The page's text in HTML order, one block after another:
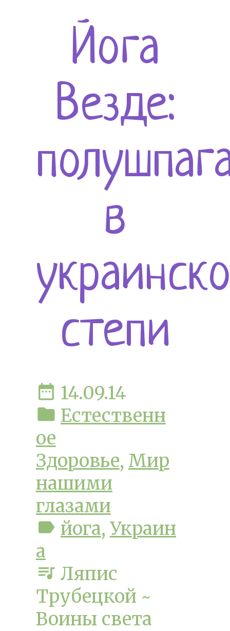
Йога
Везде:
в
степи
date_range 14.09.14
folder Естественн
ое
Здоровье, Мир
нашими
глазами
label йога, Украин
а
queue_music Ляпис
Трубецкой ~
Воины света